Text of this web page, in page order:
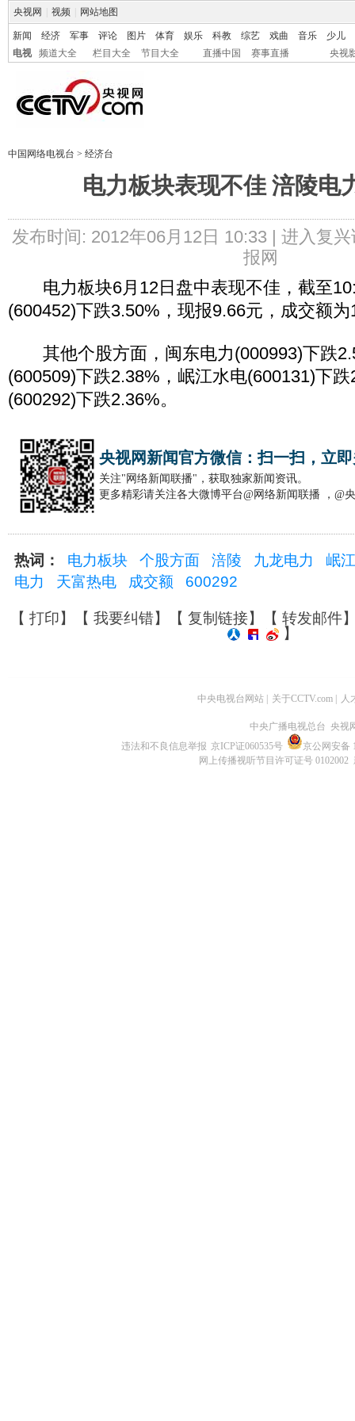
央视网 视频 网站地图
新闻 经济 军事 评论 图片 体育 娱乐 科教 综艺 戏曲 音乐
少儿
电视
频道大全 栏目大全 节目大全 直播中国 赛事直播 央视
中国网络电视台 > 经济台
电力板块表现不佳 涪陵电
发布时间: 2012年06月12日 10:33 | 进入复兴
报网
电力板块6月12日盘中表现不佳，截至
(600452)下跌3.50%，现报9.66元，成交额
其他个股方面，闽东电力(000993)下跌
(600509)下跌2.38%，岷江水电(600131)下
(600292)下跌2.36%。
央视网新闻官方微信：扫一扫，立
关注"网络新闻联播"，获取独家新闻资讯。
更多精彩请关注各大微博平台@网络新闻联播 ，@
热词： 电力板块 个股方面 涪陵 九龙电力
岷
电力
天富热电 成交额 600292
【 打印】【 我要纠错】【 复制链接】【 转发邮件
】
中央电视台网站 关于CCTV.com 人
中央广播电视总台 央视
违法和不良信息举报 京ICP证060535号
京公网安备
网上传播视听节目许可证号 0102002